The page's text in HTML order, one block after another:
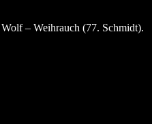
– Weihrauch (77. Schmidt).